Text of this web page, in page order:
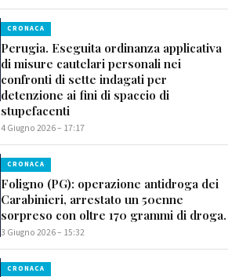
CRONACA
Perugia. Eseguita ordinanza applicativa
di misure cautelari personali nei
confronti di sette indagati per
detenzione ai fini di spaccio di
stupefacenti
4 Giugno 2026 – 17:17
CRONACA
Foligno (PG): operazione antidroga dei
Carabinieri, arrestato un 50enne
sorpreso con oltre 170 grammi di droga.
3 Giugno 2026 – 15:32
CRONACA